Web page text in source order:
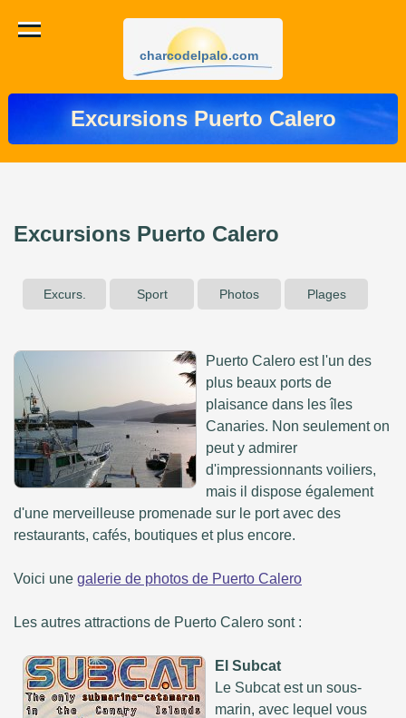
charcodelpalo.com
Excursions Puerto Calero
Excursions Puerto Calero
Excurs. Sport Photos Plages
Puerto Calero est l'un des
plus beaux ports de
plaisance dans les îles
Canaries. Non seulement on
peut y admirer
d'impressionnants voiliers,
mais il dispose également
d'une merveilleuse promenade sur le port avec des
restaurants, cafés, boutiques et plus encore.
Voici une galerie de photos de Puerto Calero
Les autres attractions de Puerto Calero sont :
El Subcat
Le Subcat est un sous-
marin, avec lequel vous